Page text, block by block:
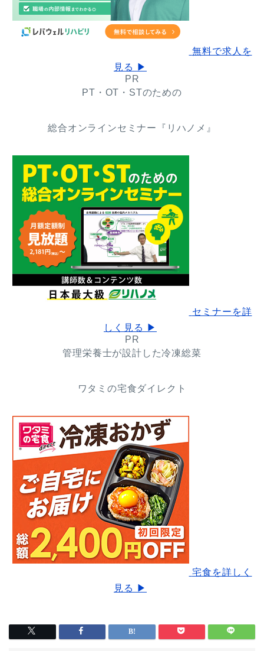
無料で求人を
見る ▶
PR
PT・OT・STのための
総合オンラインセミナー『リハノメ』
セミナーを詳
しく見る ▶
PR
管理栄養士が設計した冷凍総菜
ワタミの宅食ダイレクト
宅食を詳しく
見る ▶